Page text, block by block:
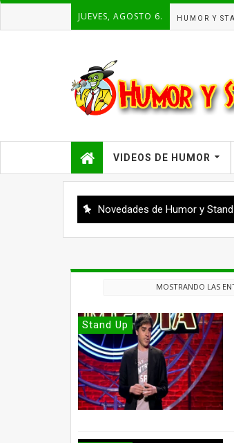
JUEVES, AGOSTO 6. HUMOR Y
VIDEOS DE HUMOR
Novedades de Humor y
MOSTRANDO LAS
Stand Up